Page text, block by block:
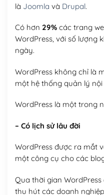
là Joomla và Drupal.
Có hơn 29%các trang
WordPress, với số lượng
ngày.
WordPress không chỉ là
một hệ thống quản lý
WordPress là một trong
– Có lịch sử lâu đời
WordPress được ra mắt
một công cụ cho các
Qua thời gian
thu hút các doanh